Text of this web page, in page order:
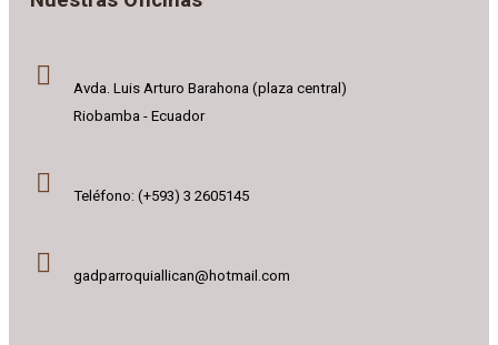
Avda. Luis Arturo Barahona (plaza central)
Riobamba - Ecuador
Teléfono: (+593) 3 2605145
gadparroquiallican@hotmail.com